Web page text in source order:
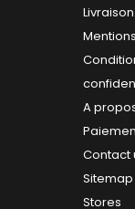
Livraison
A
Contact
Sitemap
Stores